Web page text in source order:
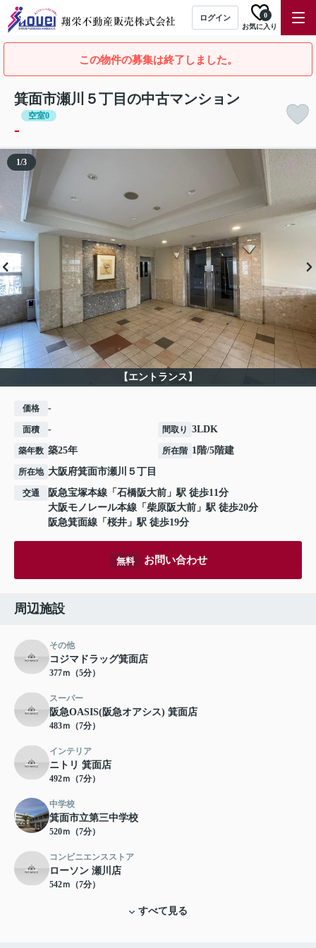
ログイン
お気に入り
0
この物件の募集は終了しました。
箕面市瀬川５丁目の中古マンション
空室0
-
【エントランス】
1/3
価格 -
面積 - 間取り 3LDK
築年数 築25年 所在階 1階/5階建
所在地 大阪府箕面市瀬川 ５丁目
交通 阪急宝塚本線 「 石橋阪大前 」駅 徒歩11分
大阪モノレール本線 「 柴原阪大前 」駅 徒歩20分
阪急箕面線 「 桜井 」駅 徒歩19分
無料 お問い合わせ
周辺施設
その他
コジマドラッグ箕面店
377ｍ（5分）
スーパー
阪急OASIS(阪急オアシス) 箕面店
483ｍ（7分）
インテリア
ニトリ 箕面店
492ｍ（7分）
中学校
箕面市立第三中学校
520ｍ（7分）
コンビニエンスストア
ローソン 瀬川店
542ｍ（7分）
すべて見る